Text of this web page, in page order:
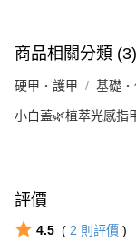
商品相關分類 (3)
硬甲‧護甲 基礎‧
小白蓋🌿植萃光感指
評價
4.5 ( 2 則評價 )